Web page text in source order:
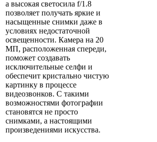
а высокая светосила f/1.8
позволяет получать яркие и
насыщенные снимки даже в
условиях недостаточной
освещенности. Камера на 20
МП, расположенная спереди,
поможет создавать
исключительные селфи и
обеспечит кристально чистую
картинку в процессе
видеозвонков. С такими
возможностями фотографии
становятся не просто
снимками, а настоящими
произведениями искусства.